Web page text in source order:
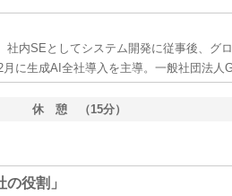
内SEとしてシステム開発に従事後、グ
に生成AI全社導入を主導。一般社団法人
休 憩 （15分）
役割」